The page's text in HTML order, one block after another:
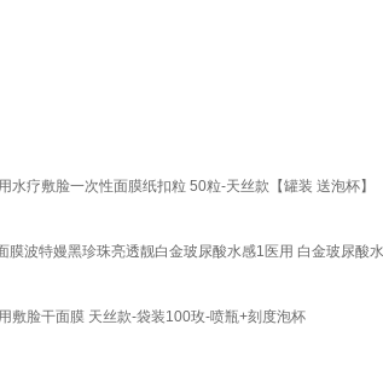
疗敷脸一次性面膜纸扣粒 50粒-天丝款【罐装 送泡杯】
膜波特嫚黑珍珠亮透靓白金玻尿酸水感1医用 白金玻尿酸
敷脸干面膜 天丝款-袋装100玫-喷瓶+刻度泡杯